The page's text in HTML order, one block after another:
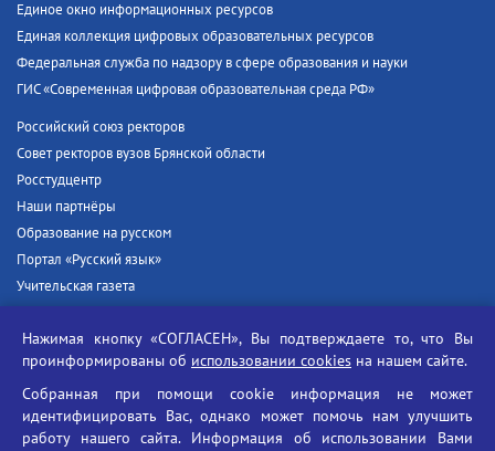
Единое окно информационных ресурсов
Единая коллекция цифровых образовательных ресурсов
Федеральная служба по надзору в сфере образования и науки
ГИС «Современная цифровая образовательная среда РФ»
Российский союз ректоров
Совет ректоров вузов Брянской области
Росстудцентр
Наши партнёры
Образование на русском
Портал «Русский язык»
Учительская газета
Единый портал государственных услуг
Противодействие угрозам информационной безопасности
Социальные ролики - Генеральная прокуратура РФ
Нажимая кнопку «СОГЛАСЕН», Вы подтверждаете то, что Вы
проинформированы об использовании cookies на нашем сайте.
Собранная при помощи cookie информация не может
идентифицировать Вас, однако может помочь нам улучшить
работу нашего сайта. Информация об использовании Вами